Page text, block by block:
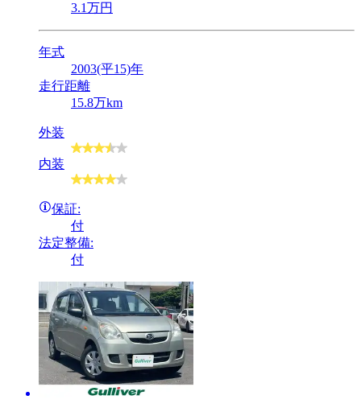
3.1万円
年式
2003(平15)年
走行距離
15.8万km
外装
内装
保証:
付
法定整備:
付